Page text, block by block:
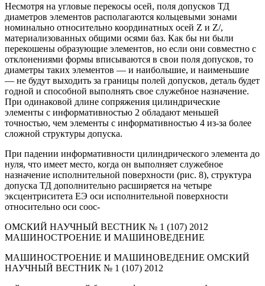
Несмотря на угловые перекосы осей, поля допусков ТД
диаметров элементов располагаются кольцевыми зонами
номинально относительно координатных осей Z и Z/,
материализованных общими осями баз. Как бы ни были
перекошены образующие элементов, но если они совместно с
отклонениями формы вписываются в свои поля допусков, то
диаметры таких элементов — и наибольшие, и наименьшие
— не будут выходить за границы полей допусков, деталь будет
годной и способной выполнять свое служебное назначение.
При одинаковой длине сопряжения цилиндрические
элементы с информативностью 2 обладают меньшей
точностью, чем элементы с информативностью 4 из-за более
сложной структуры допуска.
При падении информативности цилиндрического элемента до
нуля, что имеет место, когда он выполняет служебное
назначение исполнительной поверхности (рис. 8), структура
допуска ТД дополнительно расширяется на четыре
эксцентриситета ЕЭ оси исполнительной поверхности
относительно оси соос-
ОМСКИЙ НАУЧНЫЙ ВЕСТНИК № 1 (107) 2012
МАШИНОСТРОЕНИЕ И МАШИНОВЕДЕНИЕ
МАШИНОСТРОЕНИЕ И МАШИНОВЕДЕНИЕ ОМСКИЙ
НАУЧНЫЙ ВЕСТНИК № 1 (107) 2012